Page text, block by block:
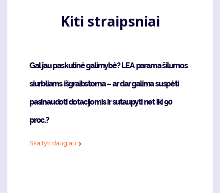
Kiti straipsniai
Gal jau paskutinė galimybė? LEA parama šilumos
siurbliams išgraibstoma – ar dar galima suspėti
pasinaudoti dotacijomis ir sutaupyti net iki 90
proc.?
Skaityti daugiau